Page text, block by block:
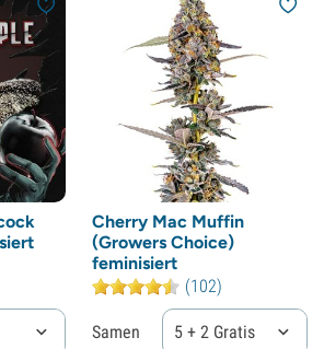
Cherry Mac Muffin
(Growers Choice)
feminisiert
(102)
Samen 5 + 2 Gratis